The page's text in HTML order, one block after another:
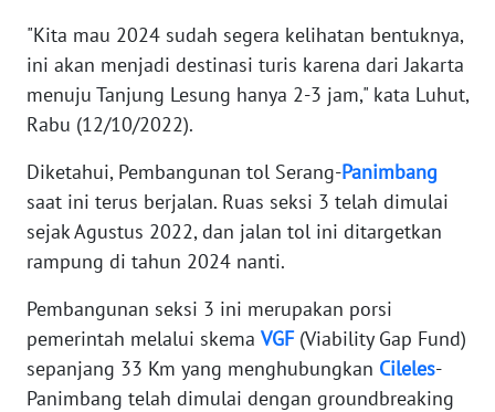
"Kita mau 2024 sudah segera kelihatan bentuknya,
ini akan menjadi destinasi turis karena dari Jakarta
menuju Tanjung Lesung hanya 2-3 jam," kata Luhut,
Rabu (12/10/2022).
Diketahui, Pembangunan tol Serang-Panimbang
saat ini terus berjalan. Ruas seksi 3 telah dimulai
sejak Agustus 2022, dan jalan tol ini ditargetkan
rampung di tahun 2024 nanti.
Pembangunan seksi 3 ini merupakan porsi
pemerintah melalui skema VGF(Viability Gap Fund)
sepanjang 33 Km yang menghubungkan Cileles-
Panimbang telah dimulai dengan groundbreaking
WN
JAMBI
WN
WN
NTB
SULTENG
WN
SULBAR